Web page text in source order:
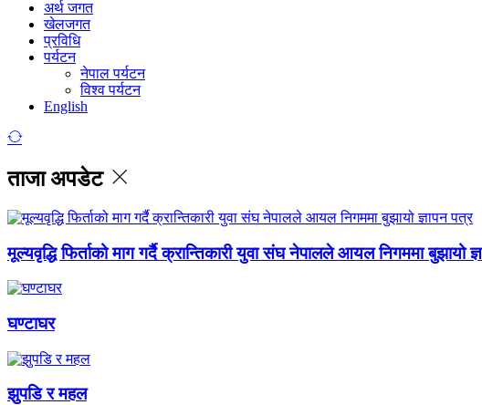
अर्थ जगत
खेलजगत
प्रविधि
पर्यटन
नेपाल पर्यटन
विश्व पर्यटन
English
ताजा अपडेट
मूल्यवृद्धि फिर्ताको माग गर्दै क्रान्तिकारी युवा संघ नेपालले आयल निगममा बुझायो
घण्टाघर
झुपडि र महल